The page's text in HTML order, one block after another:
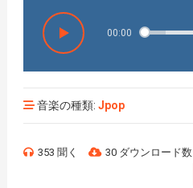
00:00
音楽の種類: Jpop
353 聞く 30 ダウンロード数